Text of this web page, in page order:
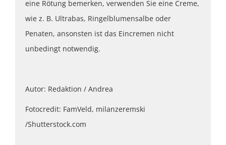
eine Rötung bemerken, verwenden Sie eine Creme,
wie z. B. Ultrabas, Ringelblumensalbe oder
Penaten, ansonsten ist das Eincremen nicht
unbedingt notwendig.
Autor: Redaktion / Andrea
Fotocredit: FamVeld, milanzeremski
/Shutterstock.com